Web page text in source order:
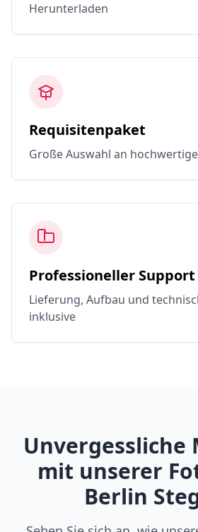
Herunterladen
Requisitenpaket
Große Auswahl an
Professioneller Support
Lieferung, Aufbau und
inklusive
Unvergessliche
mit unserer
Berlin